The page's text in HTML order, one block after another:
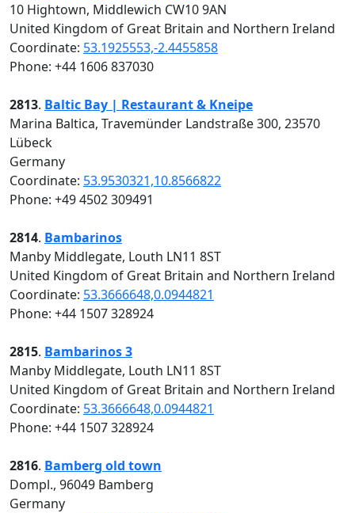
10 Hightown, Middlewich CW10 9AN
United Kingdom of Great Britain and Northern Ireland
Coordinate: 53.1925553,-2.4455858
Phone: +44 1606 837030
2813. Baltic Bay | Restaurant & Kneipe
Marina Baltica, Travemünder Landstraße 300, 23570
Lübeck
Germany
Coordinate: 53.9530321,10.8566822
Phone: +49 4502 309491
2814. Bambarinos
Manby Middlegate, Louth LN11 8ST
United Kingdom of Great Britain and Northern Ireland
Coordinate: 53.3666648,0.0944821
Phone: +44 1507 328924
2815. Bambarinos 3
Manby Middlegate, Louth LN11 8ST
United Kingdom of Great Britain and Northern Ireland
Coordinate: 53.3666648,0.0944821
Phone: +44 1507 328924
2816. Bamberg old town
Dompl., 96049 Bamberg
Germany